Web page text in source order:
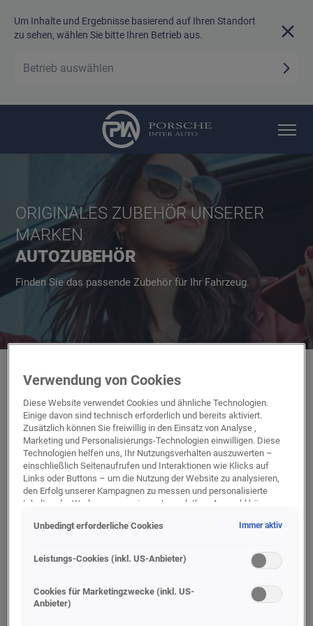
Um Inhalte und Ergebnisse basierend auf Ihren Standort
zu sehen, wählen Sie bitte Ihren Betrieb aus.
Betrieb auswählen
ORIGINALES ZUBEHÖR UNSERER
MARKEN
AUTOZUBEHÖR
Finden Sie das passende Zubehör für Ihr Fahrzeug.
ENTDECKEN SIE
UNSERE SAISONALEN ANGEBOTE
AUDI
WINTERKOMPLETTRAD-
FOLDER 2026/2027
Verwendung von Cookies
Diese Website verwendet Cookies und ähnliche Technologien.
Einige davon sind technisch erforderlich und bereits aktiviert.
Zusätzlich können Sie freiwillig in den Einsatz von Analyse ,
Marketing und Personalisierungs-Technologien einwilligen. Diese
Technologien helfen uns, Ihr Nutzungsverhalten auszuwerten –
einschließlich Seitenaufrufen und Interaktionen wie Klicks auf
Links oder Buttons – um die Nutzung der Website zu analysieren,
den Erfolg unserer Kampagnen zu messen und personalisierte
Inhalte oder Werbung anzuzeigen. Je nach Ihrer Auswahl können
übermittelt werden, einschließlich gehashter Kontaktinformationen,
oder Telefonnummer).
Dienste der Google Ireland Ltd., die personenbezogene Daten an
die Google LLC in den USA weiterleiten kann. In den USA besteht
Unbedingt erforderliche Cookies Immer aktiv
Leistungs-Cookies (inkl. US-Anbieter)
Cookies für Marketingzwecke (inkl. US-
Anbieter)